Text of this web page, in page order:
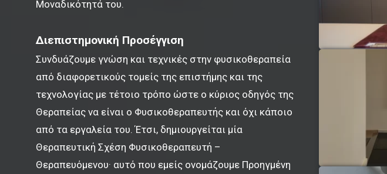
Μοναδικότητά του.
Διεπιστημονική Προσέγγιση
Συνδυάζουμε γνώση και τεχνικές στην φυσικοθεραπεία
από διαφορετικούς τομείς της επιστήμης και της
τεχνολογίας με τέτοιο τρόπο ώστε ο κύριος οδηγός της
Θεραπείας να είναι ο Φυσικοθεραπευτής και όχι κάποιο
από τα εργαλεία του. Έτσι, δημιουργείται μία
Θεραπευτική Σχέση Φυσικοθεραπευτή –
Θεραπευόμενου· αυτό που εμείς ονομάζουμε Προηγμένη